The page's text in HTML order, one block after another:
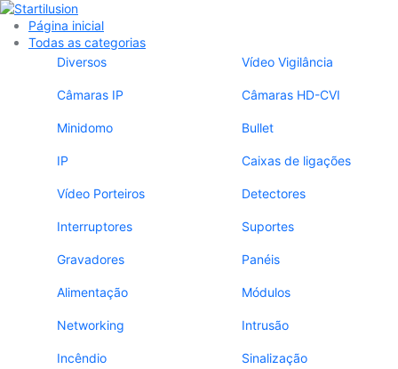
Página inicial
Todas as categorias
Diversos
Vídeo Vigilância
Câmaras IP Câmaras HD-CVI
Minidomo Bullet
IP Caixas de ligações
Vídeo Porteiros Detectores
Interruptores Suportes
Gravadores Panéis
Alimentação Módulos
Networking Intrusão
Incêndio
Sinalização